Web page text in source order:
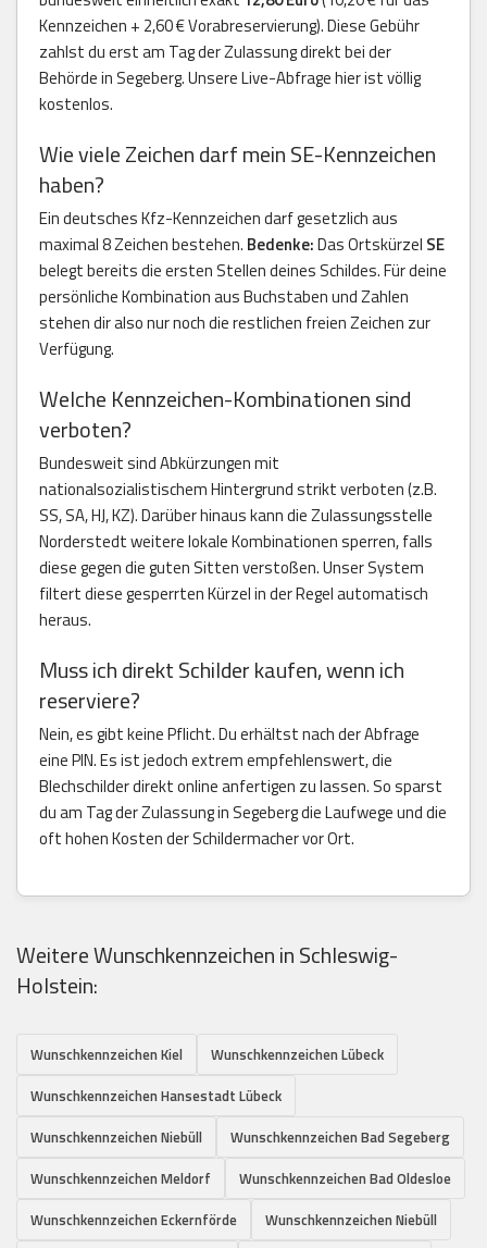
Kennzeichen + 2,60 € Vorabreservierung). Diese Gebühr
zahlst du erst am Tag der Zulassung direkt bei der
Behörde in Segeberg. Unsere Live-Abfrage hier ist völlig
kostenlos.
Wie viele Zeichen darf mein SE-Kennzeichen
haben?
Ein deutsches Kfz-Kennzeichen darf gesetzlich aus
maximal 8 Zeichen bestehen. Bedenke:Das Ortskürzel SE
belegt bereits die ersten Stellen deines Schildes. Für deine
persönliche Kombination aus Buchstaben und Zahlen
stehen dir also nur noch die restlichen freien Zeichen zur
Verfügung.
Welche Kennzeichen-Kombinationen sind
verboten?
Bundesweit sind Abkürzungen mit
nationalsozialistischem Hintergrund strikt verboten (z.B.
SS, SA, HJ, KZ). Darüber hinaus kann die Zulassungsstelle
Norderstedt weitere lokale Kombinationen sperren, falls
diese gegen die guten Sitten verstoßen. Unser System
filtert diese gesperrten Kürzel in der Regel automatisch
heraus.
Muss ich direkt Schilder kaufen, wenn ich
reserviere?
Nein, es gibt keine Pflicht. Du erhältst nach der Abfrage
eine PIN. Es ist jedoch extrem empfehlenswert, die
Blechschilder direkt online anfertigen zu lassen. So sparst
du am Tag der Zulassung in Segeberg die Laufwege und die
oft hohen Kosten der Schildermacher vor Ort.
Weitere Wunschkennzeichen in Schleswig-
Holstein:
Wunschkennzeichen Kiel
Wunschkennzeichen Lübeck
Wunschkennzeichen Hansestadt Lübeck
Wunschkennzeichen Niebüll
Wunschkennzeichen Bad Segeberg
Wunschkennzeichen Meldorf
Wunschkennzeichen Bad Oldesloe
Wunschkennzeichen Eckernförde
Wunschkennzeichen Niebüll